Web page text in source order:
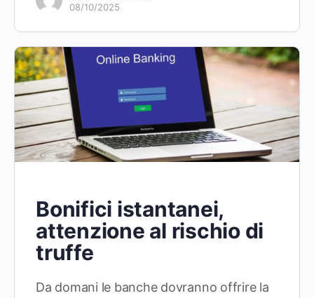
08/10/2025
Bonifici istantanei,
attenzione al rischio di
truffe
Da domani le banche dovranno offrire la